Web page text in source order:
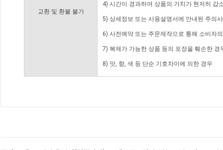
교환 및 환불 불가
4) 시간이 경과하여 상품의 가치가 현저히 감
5) 상세정보 또는 사용설명서에 안내된 주의
6) 사전예약 또는 주문제작으로 통해 소비자
7) 복제가 가능한 상품 등의 포장을 훼손한 경
8) 맛, 향, 색 등 단순 기호차이에 의한 경우